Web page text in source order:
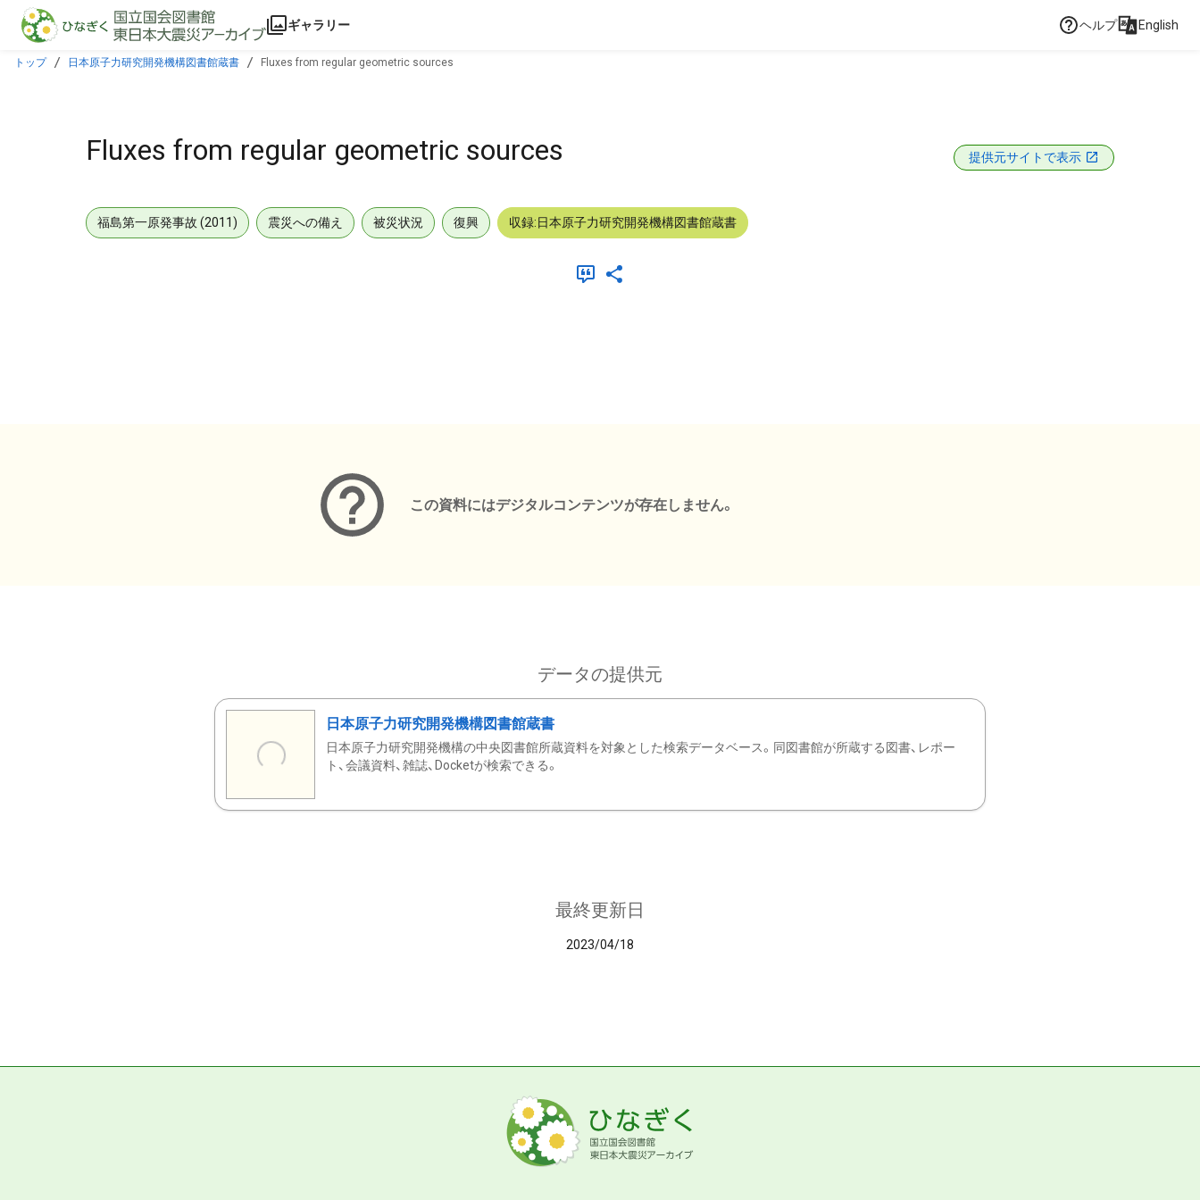
本文に飛ぶ
ギャラリー ヘルプ English
トップ 日本原子力研究開発機構図書館蔵書 Fluxes from regular geometric sources
Fluxes from regular geometric sources 提供元サイトで表示
福島第一原発事故 (2011) 震災への備え 被災状況 復興 収録:日本原子力研究開発機構図書館蔵書
この資料にはデジタルコンテンツが存在しません。
データの提供元
日本原子力研究開発機構図書館蔵書
日本原子力研究開発機構の中央図書館所蔵資料を対象とした検索データベース。同図書館が所蔵する図書、レポー
ト、会議資料、雑誌、Docketが検索できる。
最終更新日
2023/04/18